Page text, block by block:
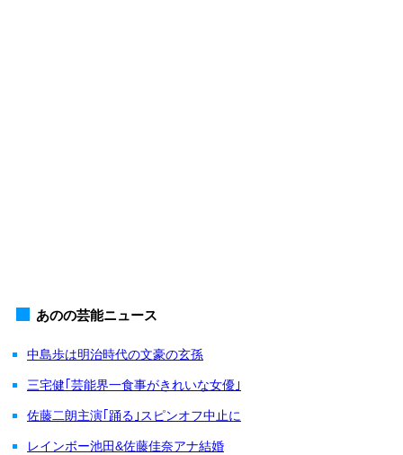
あのの芸能ニュース
中島歩は明治時代の文豪の玄孫
三宅健｢芸能界一食事がきれいな女優｣
佐藤二朗主演｢踊る｣スピンオフ中止に
レインボー池田&佐藤佳奈アナ結婚